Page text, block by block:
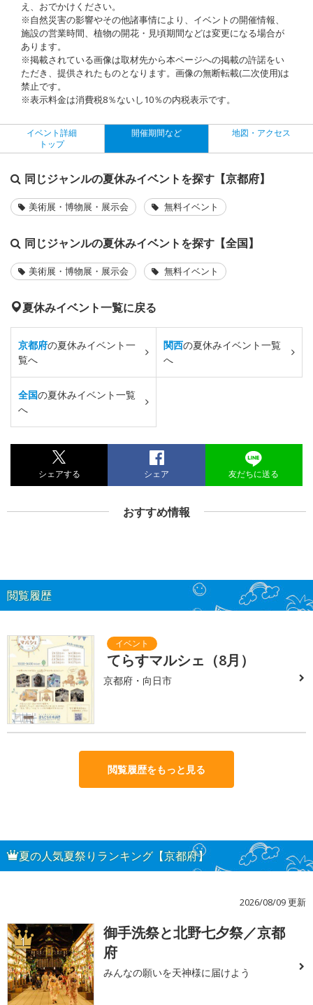
え、おでかけください。
※自然災害の影響やその他諸事情により、イベントの開催情報、
施設の営業時間、植物の開花・見頃期間などは変更になる場合が
あります。
※掲載されている画像は取材先から本ページへの掲載の許諾をい
ただき、提供されたものとなります。画像の無断転載(二次使用)は
禁止です。
※表示料金は消費税8％ないし10％の内税表示です。
イベント詳細
トップ
開催期間など 地図・アクセス
同じジャンルの夏休みイベントを探す【京都府】
美術展・博物展・展示会 無料イベント
同じジャンルの夏休みイベントを探す【全国】
美術展・博物展・展示会 無料イベント
夏休みイベント一覧に戻る
京都府の夏休みイベント一
覧へ
関西の夏休みイベント一覧
へ
全国の夏休みイベント一覧
へ
シェアする シェア 友だちに送る
おすすめ情報
閲覧履歴
てらすマルシェ（8月）
京都府・向日市
閲覧履歴をもっと見る
夏の人気夏祭りランキング【京都府】
2026/08/09 更新
1
御手洗祭と北野七夕祭／京都
府
みんなの願いを天神様に届けよう